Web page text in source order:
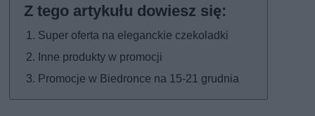
Super oferta na eleganckie czekoladki
Inne produkty w promocji
Promocje w Biedronce na 15-21 grudnia